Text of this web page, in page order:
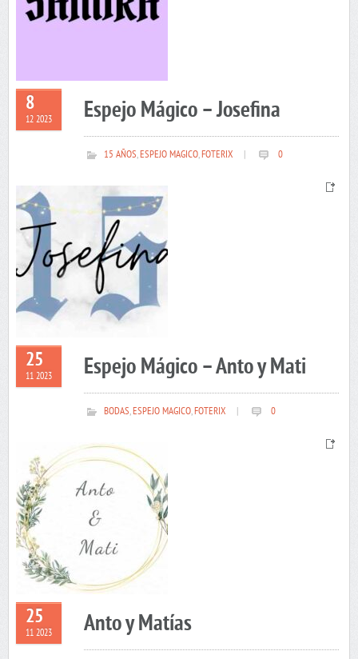
8
12 2023 Espejo Mágico – Josefina
15 AÑOS,ESPEJO MAGICO,FOTERIX 0
25
11 2023 Espejo Mágico – Anto y Mati
BODAS,ESPEJO MAGICO,FOTERIX 0
25
11 2023 Anto y Matías